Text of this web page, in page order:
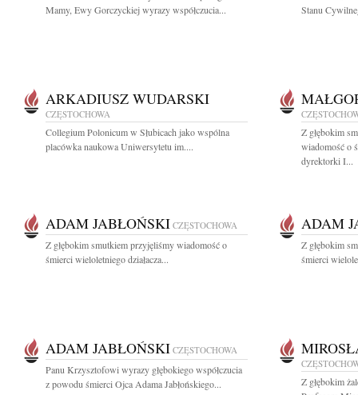
Mamy, Ewy Gorczyckiej wyrazy współczucia...
Stanu
ARKADIUSZ WUDARSKI
CZĘSTOCHOWA
Collegium Polonicum w Słubicach jako wspólna
placówka naukowa Uniwersytetu im....
Z głębokim
wiadomość o
dyrektorki I...
ADAM JABŁOŃSKI CZĘSTOCHOWA
Z głębokim smutkiem przyjęliśmy wiadomość o
śmierci wieloletniego działacza...
ADAM
Z głębokim
śmierci
ADAM JABŁOŃSKI CZĘSTOCHOWA
Panu Krzysztofowi wyrazy głębokiego współczucia
z powodu śmierci Ojca Adama Jabłońskiego...
Z głębokim